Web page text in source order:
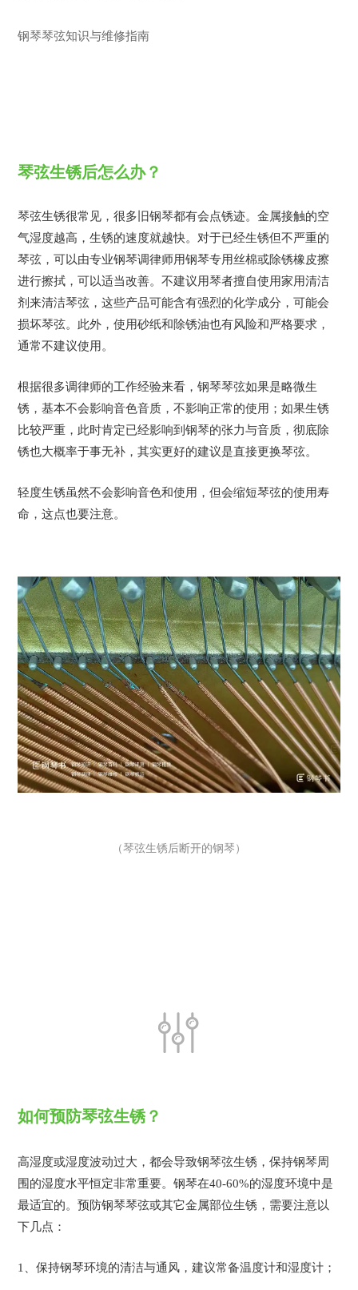
钢琴琴弦知识与维修指南
琴弦生锈后怎么办？
琴弦生锈很常见， 很多 旧钢琴都有会点锈迹。金属接触的空
气湿度越高，生锈的速度就越快。对于已经生锈但不严重的
琴弦，可以由专业钢琴调律师用钢琴专用丝棉或除锈橡皮擦
进行擦拭，可以适当改善。 不建议用琴者擅自使用家用清洁
剂来清洁琴弦，这些产品可能含有强烈的化学成分 ， 可能会
损坏琴弦。此外，使用砂纸和除锈油也有风险和严格要求，
通常不建议使用。
根据很多调律师的工作经验来看，钢琴琴弦如果是略微生
锈，基本不会影响音色音质，不影响正常的使用；如果生锈
比较严重， 此时肯定已经影响到钢琴的张力与音质， 彻底除
锈也大概率于事无补， 其实更好的建议是直接更换琴弦。
轻度生锈虽然不会影响音色和使用，但会缩短琴弦的使用寿
命，这点也要注意。
（琴弦生锈后断开的钢琴）
如何预防琴弦生锈？
高湿度或湿度波动过大，都会导致钢琴弦生锈，保持钢琴周
围的湿度水平恒定非常重要。钢琴在40-60%的湿度环境中是
最适宜的。 预防钢琴琴弦或其它金属部位生锈，需要注意以
下几点：
1、 保持钢琴环境的清洁与通风，建议常备温度计和湿度计；